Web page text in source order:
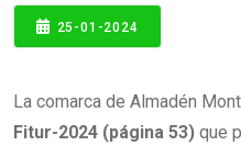
25-01-2024
La comarca de Almadén
Fitur-2024 (página 53) que